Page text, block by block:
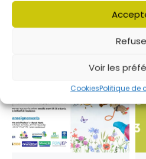
Voir les
CookiesPolitique de